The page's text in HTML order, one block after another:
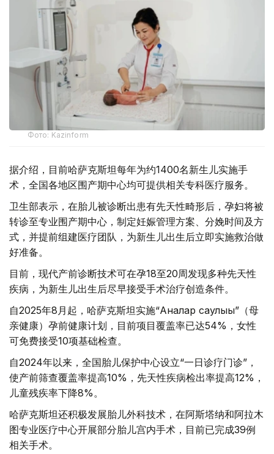
Фото: Kazinform
据介绍，目前哈萨克斯坦每年为约1400名新生儿实施手
术，全国各地区围产期中心均可提供相关专科医疗服务。
卫生部表示，在胎儿被诊断出患有先天性畸形后，孕妇将被
转诊至专业围产期中心，制定妊娠管理方案、分娩时间及方
式，并提前组建医疗团队，为新生儿出生后立即实施救治做
好准备。
目前，现代产前诊断技术可在孕18至20周发现多种先天性
疾病，为新生儿出生后尽早接受手术治疗创造条件。
自2025年8月起，哈萨克斯坦实施“Аналар саулығы”（母
亲健康）孕前健康计划，目前项目覆盖率已达54%，女性
可免费接受10项基础检查。
自2024年以来，全国胎儿保护中心设立“一日诊疗门诊”，
使产前筛查覆盖率提高10%，先天性疾病检出率提高12%，
儿童残疾率下降8%。
哈萨克斯坦还积极发展胎儿外科技术，在阿斯塔纳和阿拉木
图专业医疗中心开展部分胎儿宫内手术，目前已完成39例
相关手术。